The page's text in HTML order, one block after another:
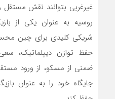
غیرغربی بتوانند نقش مستقل و
روسیه به عنوان یکی از
شریکی کلیدی برای چین
حفظ توازن دیپلماتیک،
ضمنی از مسکو، از ورود
جایگاه خود را به عنوان